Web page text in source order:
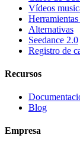
Vídeos
Alternativas
Seedance 2.0
Registro de
Recursos
Blog
Empresa